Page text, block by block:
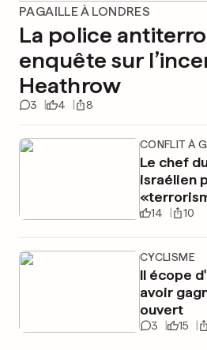
PAGAILLE À LONDRES
La police
enquête sur
Heathrow
3 4 8
CONFLIT À
Le chef
israélien
14 10
CYCLISME
Il écope
avoir
ouvert
3 15